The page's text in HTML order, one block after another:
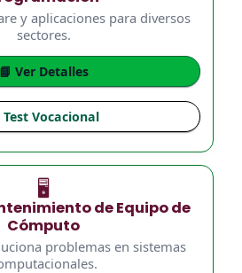
y aplicaciones para diversos
sectores.
📘 Ver Detalles
Test Vocacional
🖥️
de Equipo de
Cómputo
problemas en sistemas